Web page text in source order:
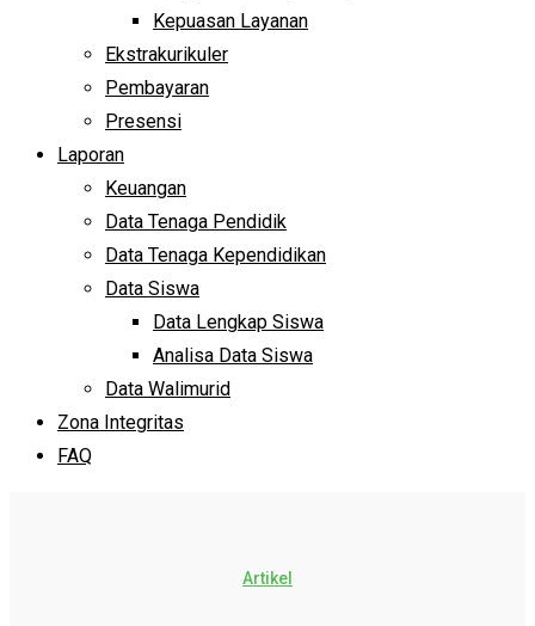
Kepuasan Layanan
Ekstrakurikuler
Pembayaran
Presensi
Laporan
Keuangan
Data Tenaga Pendidik
Data Tenaga Kependidikan
Data Siswa
Data Lengkap Siswa
Analisa Data Siswa
Data Walimurid
Zona Integritas
FAQ
Artikel